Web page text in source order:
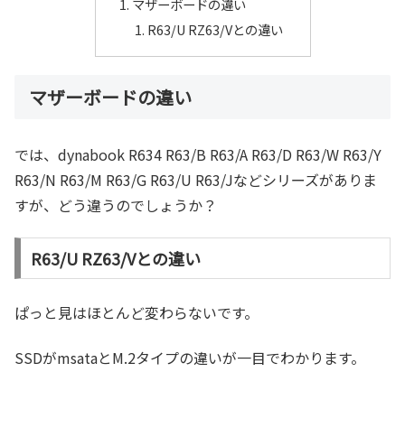
マザーボードの違い
R63/U RZ63/Vとの違い
マザーボードの違い
では、dynabook R634 R63/B R63/A R63/D R63/W R63/Y
R63/N R63/M R63/G R63/U R63/Jなどシリーズがありま
すが、どう違うのでしょうか？
R63/U RZ63/Vとの違い
ぱっと見はほとんど変わらないです。
SSDがmsataとM.2タイプの違いが一目でわかります。